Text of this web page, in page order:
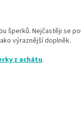
šperků. Nejčastěji se
výraznější doplněk.
z achátu.